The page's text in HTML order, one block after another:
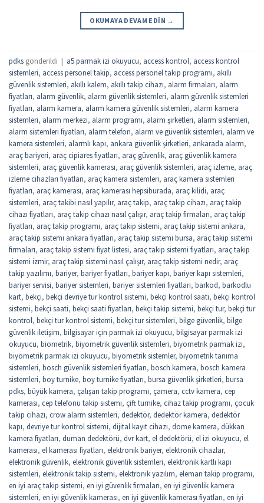
OKUMAYA DEVAM EDIN →
pdks gönderildi | a5 parmak izi okuyucu, access kontrol, access kontrol
sistemleri, access personel takip, access personel takip programı, akıllı
güvenlik sistemleri, akıllı kalem, akıllı takip cihazı, alarm firmaları, alarm
fiyatları, alarm güvenlik, alarm güvenlik sistemleri, alarm güvenlik sistemleri
fiyatları, alarm kamera, alarm kamera güvenlik sistemleri, alarm kamera
sistemleri, alarm merkezi, alarm programı, alarm şirketleri, alarm sistemleri,
alarm sistemleri fiyatları, alarm telefon, alarm ve güvenlik sistemleri, alarm ve
kamera sistemleri, alarmlı kapı, ankara güvenlik şirketleri, ankarada alarm,
araç bariyeri, araç cipiares fiyatları, araç güvenlik, araç güvenlik kamera
sistemleri, araç güvenlik kamerası, araç güvenlik sistemleri, araç izleme, araç
izleme cihazları fiyatları, araç kamera sistemleri, araç kamera sistemleri
fiyatları, araç kamerası, araç kamerası hepsiburada, araç kilidi, araç
sistemleri, araç takibi nasıl yapılır, araç takip, araç takip cihazı, araç takip
cihazı fiyatları, araç takip cihazı nasıl çalışır, araç takip firmaları, araç takip
fiyatları, araç takip programı, araç takip sistemi, araç takip sistemi ankara,
araç takip sistemi ankara fiyatları, araç takip sistemi bursa, araç takip sistemi
firmaları, araç takip sistemi fiyat listesi, araç takip sistemi fiyatları, araç takip
sistemi izmir, araç takip sistemi nasıl çalışır, araç takip sistemi nedir, araç
takip yazılımı, bariyer, bariyer fiyatları, bariyer kapı, bariyer kapı sistemleri,
bariyer servisi, bariyer sistemleri, bariyer sistemleri fiyatları, barkod, barkodlu
kart, bekçi, bekçi devriye tur kontrol sistemi, bekçi kontrol saati, bekçi kontrol
sistemi, bekçi saati, bekçi saati fiyatları, bekçi takip sistemi, bekçi tur, bekçi tur
kontrol, bekçi tur kontrol sistemi, bekçi tur sistemleri, bilge güvenlik, bilge
güvenlik iletişim, bilgisayar için parmak izi okuyucu, bilgisayar parmak izi
okuyucu, biometrik, biyometrik güvenlik sistemleri, biyometrik parmak izi,
biyometrik parmak izi okuyucu, biyometrik sistemler, biyometrik tanıma
sistemleri, bosch güvenlik sistemleri fiyatları, bosch kamera, bosch kamera
sistemleri, boy turnike, boy turnike fiyatları, bursa güvenlik şirketleri, bursa
pdks, büyük kamera, çalışan takip programı, çamera, cctv kamera, cep
kamerası, cep telefonu takip sistemi, çift turnike, cihaz takip programı, çocuk
takip cihazı, crow alarm sistemleri, dedektör, dedektör kamera, dedektör
kapı, devriye tur kontrol sistemi, dijital kayıt cihazı, dome kamera, dükkan
kamera fiyatları, duman dedektörü, dvr kart, el dedektörü, el izi okuyucu, el
kamerası, el kamerası fiyatları, elektronik bariyer, elektronik cihazlar,
elektronik güvenlik, elektronik güvenlik sistemleri, elektronik kartlı kapı
sistemleri, elektronik takip sistemi, elektronik yazılım, eleman takip programı,
en iyi araç takip sistemi, en iyi güvenlik firmaları, en iyi güvenlik kamera
sistemleri, en iyi güvenlik kamerası, en iyi güvenlik kamerası fiyatları, en iyi